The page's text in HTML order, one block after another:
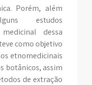
Porém, além
estudos
dessa
como objetivo
etnomedicinais
botânicos, assim
de extração